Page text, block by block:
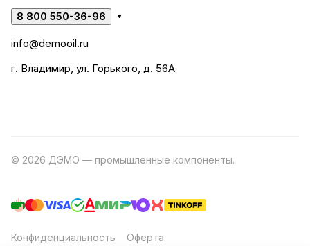
8 800 550-36-96
info@demooil.ru
г. Владимир, ул. Горького, д. 56А
© 2026 ДЭМО — промышленные компоненты.
Конфиденциальность Оферта